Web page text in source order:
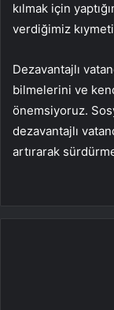
kılmak için
verdiğimiz
Dezavantajlı
bilmelerini ve
önemsiyoruz.
dezavantajlı
artırarak